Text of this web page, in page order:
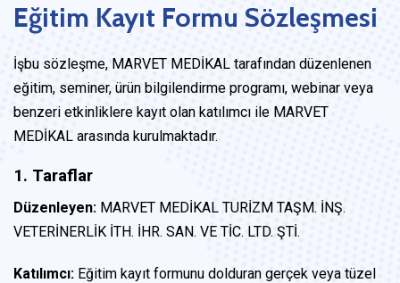
Eğitim Kayıt Formu Sözleşmesi
İşbu sözleşme, MARVET MEDİKAL tarafından düzenlenen
eğitim, seminer, ürün bilgilendirme programı, webinar veya
benzeri etkinliklere kayıt olan katılımcı ile MARVET
MEDİKAL arasında kurulmaktadır.
1. Taraflar
Düzenleyen: MARVET MEDİKAL TURİZM TAŞM. İNŞ.
VETERİNERLİK İTH. İHR. SAN. VE TİC. LTD. ŞTİ.
Katılımcı: Eğitim kayıt formunu dolduran gerçek veya tüzel